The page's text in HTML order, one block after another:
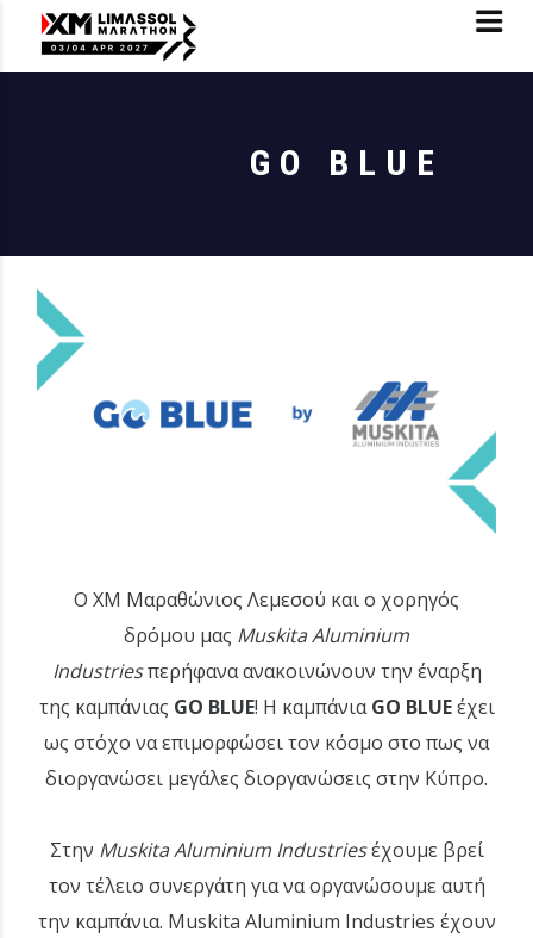
GO BLUE
Ο XM Μαραθώνιος Λεμεσού και ο χορηγός
δρόμου μας Muskita Aluminium
Industriesπερήφανα ανακοινώνουν την έναρξη
της καμπάνιας GO BLUE! Η καμπάνιαGO BLUEέχει
ως στόχο να επιμορφώσει τον κόσμο στο πως να
διοργανώσει μεγάλες διοργανώσεις στην Κύπρο.
Στην Muskita Aluminium Industriesέχουμε βρεί
τον τέλειο συνεργάτη για να οργανώσουμε αυτή
την καμπάνια. Muskita Aluminium Industries έχουν